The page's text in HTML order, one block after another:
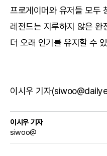
프로게이머와 유저들 모두
레전드는 지루하지 않은 완
더 오래 인기를 유지할 수
이시우 기자
이시우 기자
siwoo@